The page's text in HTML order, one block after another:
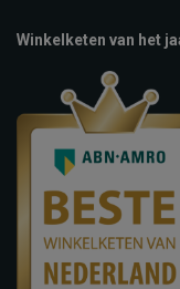
Winkelketen van het